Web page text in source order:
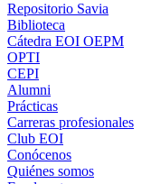
Repositorio Savia
Biblioteca
Cátedra EOI OEPM
OPTI
CEPI
Alumni
Prácticas
Carreras profesionales
Club EOI
Conócenos
Quiénes somos